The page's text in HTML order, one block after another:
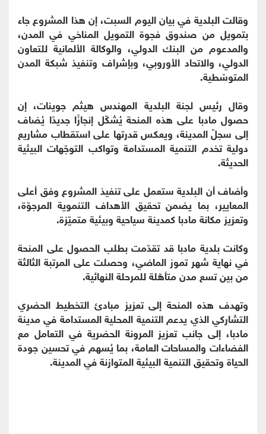
وقالت البلدية في بيان اليوم السبت، إن هذا المشروع جاء
بتمويل من صندوق فجوة التمويل المناخي في المدن،
والمدعوم من البنك الدولي، والوكالة الألمانية للتعاون
الدولي، والاتحاد الأوروبي، وبإشراف وتنفيذ شبكة المدن
المتوسّطية.
وقال رئيس لجنة البلدية المهندس هيثم جوينات، إن
حصول مادبا على هذه المنحة يُشكّل إنجازًا جديدًا يُضاف
إلى سجلّ المدينة، ويعكس قدرتها على استقطاب مشاريع
دولية تخدم التنمية المستدامة وتواكب التوجّهات البيئية
الحديثة.
وأضاف أن البلدية ستعمل على تنفيذ المشروع وفق أعلى
المعايير، بما يضمن تحقيق الأهداف التنموية المرجوّة،
وتعزيز مكانة مادبا كمدينة سياحية وبيئية متميّزة.
وكانت بلدية مادبا قد تقدّمت بطلب الحصول على المنحة
في نهاية شهر تموز الماضي، وحصلت على المرتبة الثالثة
من بين تسع مدن متأهّلة للمرحلة النهائية.
وتهدف هذه المنحة إلى تعزيز مبادئ التخطيط الحضري
التشاركي الذي يدعم التنمية المحلية المستدامة في مدينة
مادبا، إلى جانب تعزيز المرونة الحضرية في التعامل مع
الفضاءات والمساحات العامة، بما يُسهم في تحسين جودة
الحياة وتحقيق التنمية البيئية المتوازنة في المدينة.